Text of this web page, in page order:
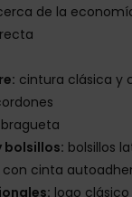
de la
cintura clásica y
bolsillos: bolsillos
con cinta
logo